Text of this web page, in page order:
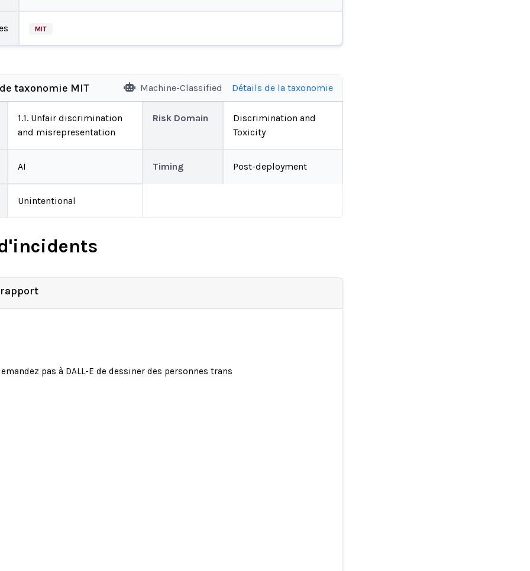
MIT
taxonomie MIT Machine-Classified Détails de la taxonomie
1.1. Unfair discrimination
and misrepresentation
Risk Domain
Discrimination and
Toxicity
AI Timing Post-deployment
Unintentional
pas à DALL-E de dessiner des personnes trans